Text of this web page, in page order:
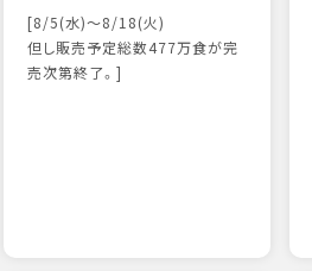
[8/5(水)～8/18(火)
但し販売予定総数477万食が完
売次第終了。]